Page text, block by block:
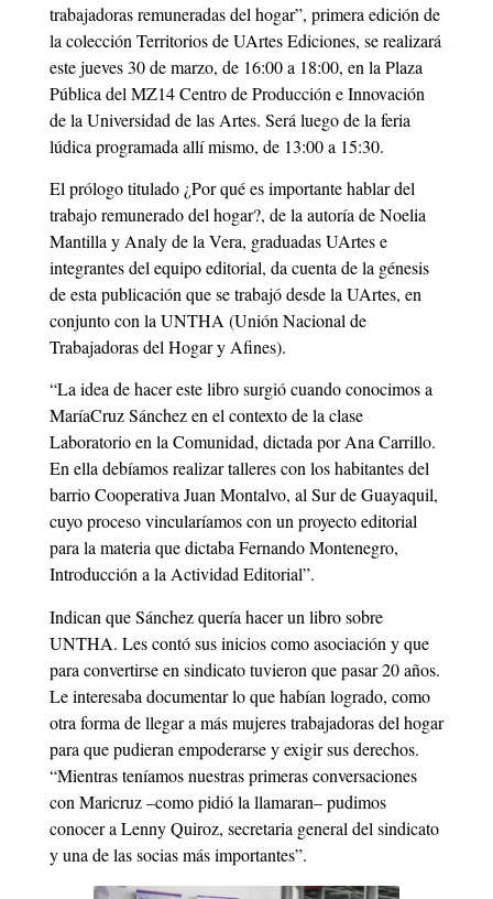
trabajadoras remuneradas del hogar”, primera edición de
la colección Territorios de UArtes Ediciones, se realizará
este jueves 30 de marzo, de 16:00 a 18:00, en la Plaza
Pública del MZ14 Centro de Producción e Innovación
de la Universidad de las Artes. Será luego de la feria
lúdica programada allí mismo, de 13:00 a 15:30.
El prólogo titulado ¿Por qué es importante hablar del
trabajo remunerado del hogar?, de la autoría de Noelia
Mantilla y Analy de la Vera, graduadas UArtes e
integrantes del equipo editorial, da cuenta de la génesis
de esta publicación que se trabajó desde la UArtes, en
conjunto con la UNTHA (Unión Nacional de
Trabajadoras del Hogar y Afines).
“La idea de hacer este libro surgió cuando conocimos a
MaríaCruz Sánchez en el contexto de la clase
Laboratorio en la Comunidad, dictada por Ana Carrillo.
En ella debíamos realizar talleres con los habitantes del
barrio Cooperativa Juan Montalvo, al Sur de Guayaquil,
cuyo proceso vincularíamos con un proyecto editorial
para la materia que dictaba Fernando Montenegro,
Introducción a la Ac­tividad Editorial”.
Indican que Sánchez quería hacer un libro sobre
UNTHA. Les contó sus inicios como asociación y que
para convertirse en sindicato tuvieron que pasar 20 años.
Le interesaba documentar lo que habían logrado, como
otra forma de llegar a más mujeres trabajadoras del hogar
para que pudieran empoderarse y exigir sus derechos.
“Mientras teníamos nuestras primeras conversaciones
con Maricruz –como pidió la llamaran– pudimos
conocer a Lenny Quiroz, secretaria general del sindicato
y una de las socias más importantes”.